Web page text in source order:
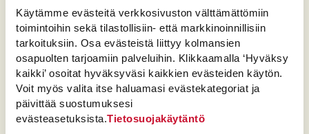
Käytämme evästeitä verkkosivuston välttämättömiin
toimintoihin sekä tilastollisiin- että markkinoinnillisiin
tarkoituksiin. Osa evästeistä liittyy kolmansien
osapuolten tarjoamiin palveluihin. Klikkaamalla ‘Hyväksy
kaikki’ osoitat hyväksyväsi kaikkien evästeiden käytön.
Voit myös valita itse haluamasi evästekategoriat ja
päivittää suostumuksesi
evästeasetuksista.Tietosuojakäytäntö
pellille.
Paista sämpylöitä 225 asteisessa uunissa
25-30 minuuttia.
S